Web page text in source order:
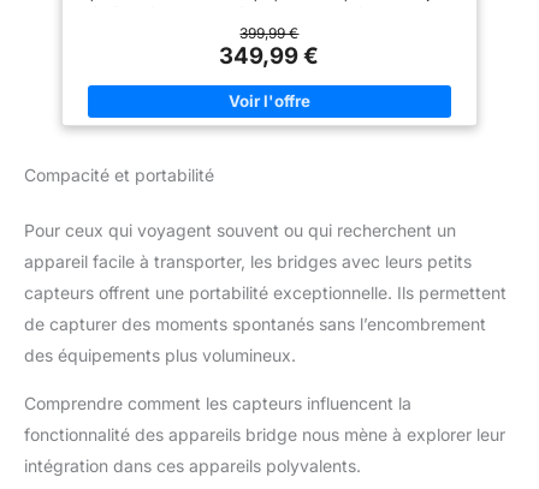
Vidéo Full HD 1080p : capturez les moindres détails avec une
portée exceptionnelle Batterie 260 mAh & Autonomie jusqu'à 5
jours (IP67)
399,99 €
349,99 €
Compacité et portabilité
Pour ceux qui voyagent souvent ou qui recherchent un
appareil facile à transporter, les bridges avec leurs petits
capteurs offrent une portabilité exceptionnelle. Ils permettent
de capturer des moments spontanés sans l’encombrement
des équipements plus volumineux.
Comprendre comment les capteurs influencent la
fonctionnalité des appareils bridge nous mène à explorer leur
intégration dans ces appareils polyvalents.